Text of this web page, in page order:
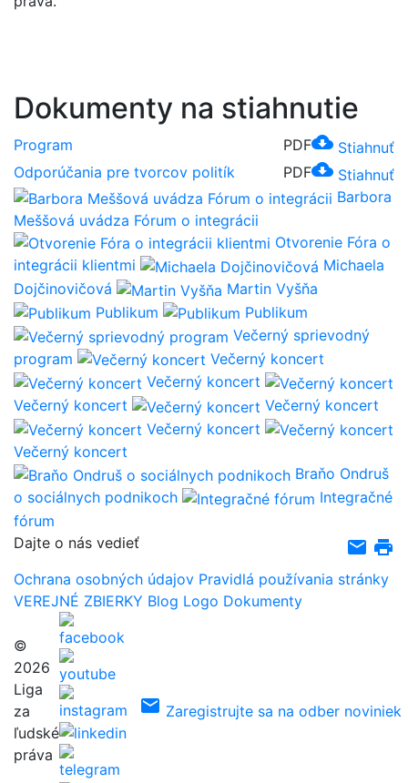
Dokumenty na stiahnutie
Program PDFcloud_download Stiahnuť
Odporúčania pre tvorcov politík
PDFcloud_download Stiahnuť
Barbora
Meššová uvádza Fórum o integrácii
Otvorenie Fóra o
integrácii klientmi
Michaela
Dojčinovičová
Martin Vyšňa
Publikum
Publikum
Večerný sprievodný
program
Večerný koncert
Večerný koncert
Večerný koncert
Večerný koncert
Večerný koncert
Večerný koncert
Braňo Ondruš
o sociálnych podnikoch
Integračné
fórum
Dajte o nás vedieť
email print
Ochrana osobných údajov Pravidlá používania stránky
VEREJNÉ ZBIERKY Blog Logo Dokumenty
©
2026
Liga
za
ľudské
práva
email Zaregistrujte sa na odber noviniek